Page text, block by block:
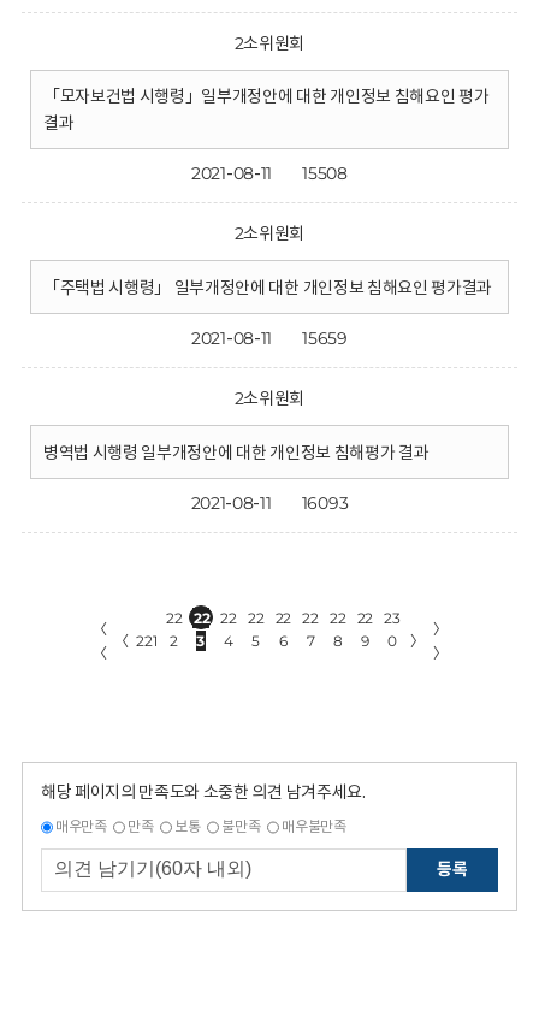
2소위원회
「모자보건법 시행령」일부개정안에 대한 개인정보 침해요인 평가
결과
2021-08-11 15508
2소위원회
「주택법 시행령」 일부개정안에 대한 개인정보 침해요인 평가결과
2021-08-11 15659
2소위원회
병역법 시행령 일부개정안에 대한 개인정보 침해평가 결과
2021-08-11 16093
〈
〈
〈 221
22
2
22
3
22
4
22
5
22
6
22
7
22
8
22
9
23
0
〉
〉
〉
해당 페이지의 만족도와 소중한 의견 남겨주세요.
매우만족 만족 보통 불만족 매우불만족
등록